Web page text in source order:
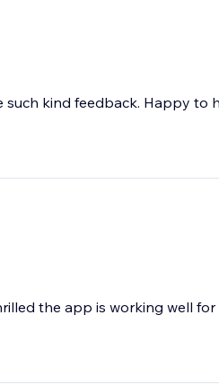
kind feedback. Happy to
the app is working well for